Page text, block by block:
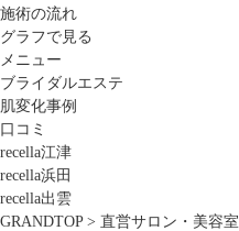
施術の流れ
グラフで見る
メニュー
ブライダルエステ
肌変化事例
口コミ
recella江津
recella浜田
recella出雲
GRANDTOP> 直営サロン・美容室